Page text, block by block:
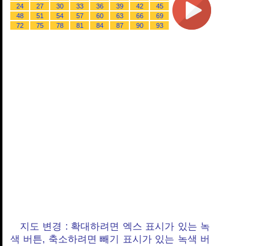
24
27 30 33 36 39 42
45
48
51 54 57 60 63 66
69
72
75 78 81 84 87 90 93
지도 변경 : 확대하려면 엑스 표시가 있는 녹
색 버튼, 축소하려면 빼기 표시가 있는 녹색 버